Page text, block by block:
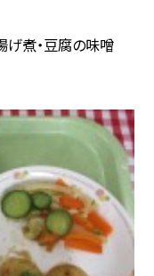
げ煮・豆腐の味噌